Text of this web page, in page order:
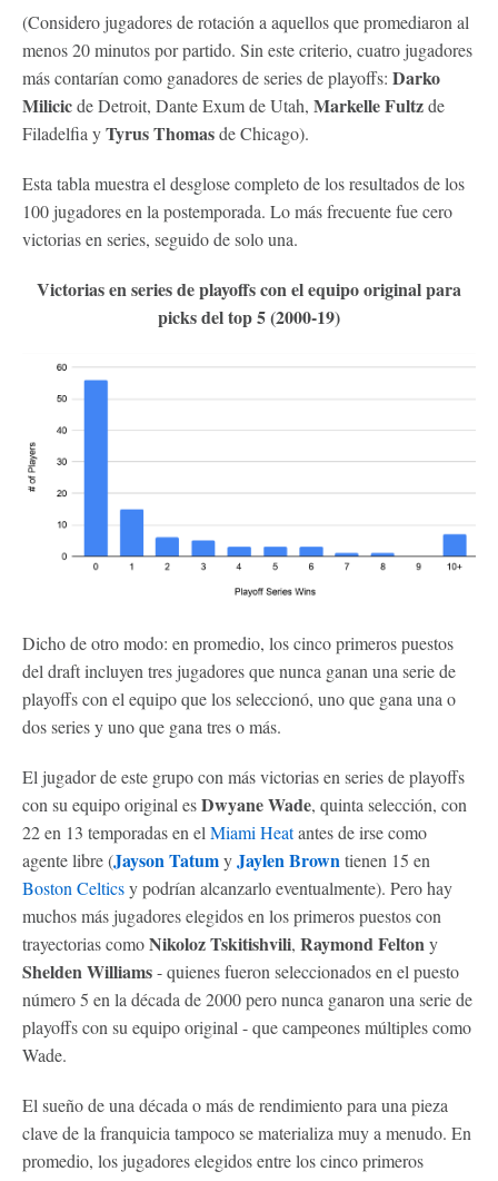
(Considero jugadores de rotación a aquellos que promediaron al
menos 20 minutos por partido. Sin este criterio, cuatro jugadores
más contarían como ganadores de series de playoffs: Darko
Milicicde Detroit, Dante Exum de Utah, Markelle Fultzde
Filadelfia yTyrus Thomasde Chicago).
Esta tabla muestra el desglose completo de los resultados de los
100 jugadores en la postemporada. Lo más frecuente fue cero
victorias en series, seguido de solo una.
Victorias en series de playoffs con el equipo original para
picks del top 5 (2000-19)
Dicho de otro modo: en promedio, los cinco primeros puestos
del draft incluyen tres jugadores que nunca ganan una serie de
playoffs con el equipo que los seleccionó, uno que gana una o
dos series y uno que gana tres o más.
El jugador de este grupo con más victorias en series de playoffs
con su equipo original esDwyane Wade, quinta selección, con
22 en 13 temporadas en el Miami Heatantes de irse como
agente libre (Jayson TatumyJaylen Browntienen 15 en
Boston Celticsy podrían alcanzarlo eventualmente). Pero hay
muchos más jugadores elegidos en los primeros puestos con
trayectorias comoNikoloz Tskitishvili, Raymond Feltony
Shelden Williams- quienes fueron seleccionados en el puesto
número 5 en la década de 2000 pero nunca ganaron una serie de
playoffs con su equipo original - que campeones múltiples como
Wade.
El sueño de una década o más de rendimiento para una pieza
clave de la franquicia tampoco se materializa muy a menudo. En
promedio, los jugadores elegidos entre los cinco primeros